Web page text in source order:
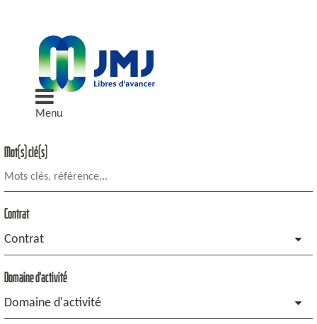
Menu
Mot(s) clé(s)
Contrat
Contrat
Domaine d'activité
Domaine d'activité